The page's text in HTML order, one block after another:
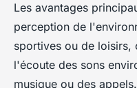
Les avantages
perception de
sportives ou de loisirs,
l'écoute des sons
musique ou des